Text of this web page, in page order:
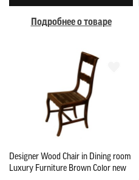
Подробнее о товаре
Designer Wood Chair in Dining room
Luxury Furniture Brown Color new